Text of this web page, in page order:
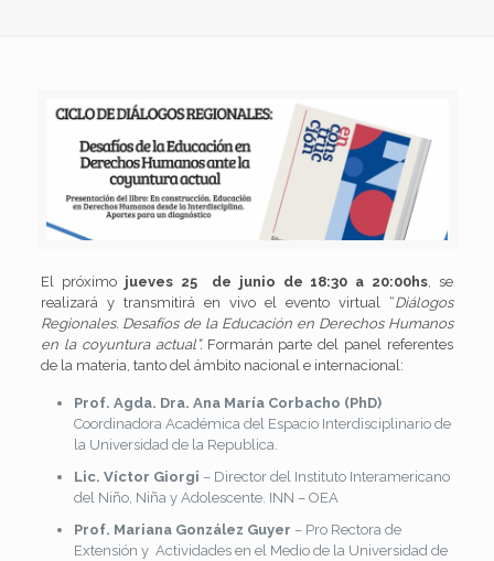
El próximo jueves 25 de junio de 18:30 a 20:00hs, se
realizará y transmitirá en vivo el evento virtual “Diálogos
Regionales. Desafíos de la Educación en Derechos Humanos
en la coyuntura actual”. Formarán parte del panel referentes
de la materia, tanto del ámbito nacional e internacional:
Prof. Agda. Dra. Ana María Cor bacho (PhD)
Coordinadora Académica del Espacio Interdisciplinario de
la Universidad de la Republica.
Lic. Víctor Giorgi – Director del Instituto Interamericano
del Niño, Niña y Adolescente. INN – OEA
Prof. Mariana González Guyer – Pro Rectora de
Extensión y Actividades en el Medio de la Universidad de